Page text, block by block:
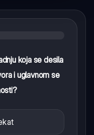
koja se desila
i uglavnom se